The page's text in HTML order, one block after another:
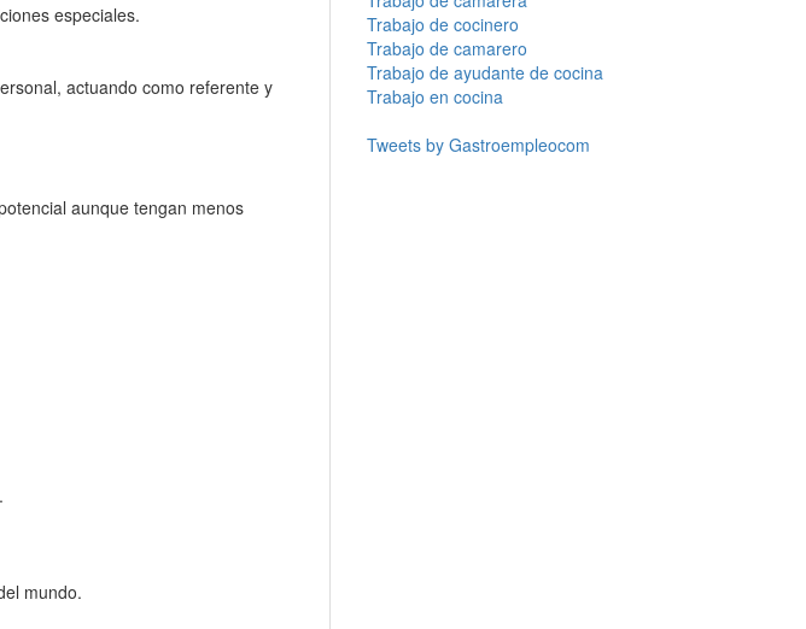
especiales.
actuando como referente y
aunque tengan menos
mundo.
Trabajo de cocinero
Trabajo de camarero
Trabajo de ayudante de cocina
Trabajo en cocina
Tweets by Gastroempleocom